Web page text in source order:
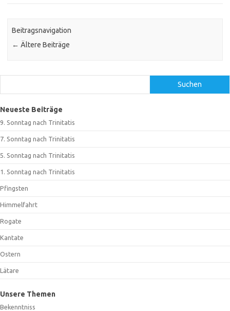
Beitragsnavigation
← Ältere Beiträge
Suchen
Neueste Beiträge
9. Sonntag nach Trinitatis
7. Sonntag nach Trinitatis
5. Sonntag nach Trinitatis
1. Sonntag nach Trinitatis
Pfingsten
Himmelfahrt
Rogate
Kantate
Ostern
Lätare
Unsere Themen
Bekenntniss